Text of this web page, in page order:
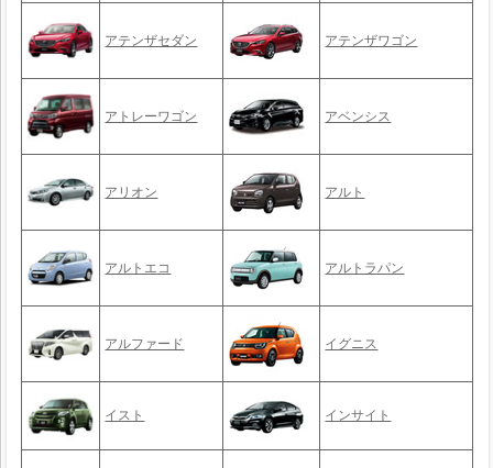
アテンザセダン アテンザワゴン
アトレーワゴン アベンシス
アリオン アルト
アルトエコ アルトラパン
アルファード イグニス
イスト インサイト